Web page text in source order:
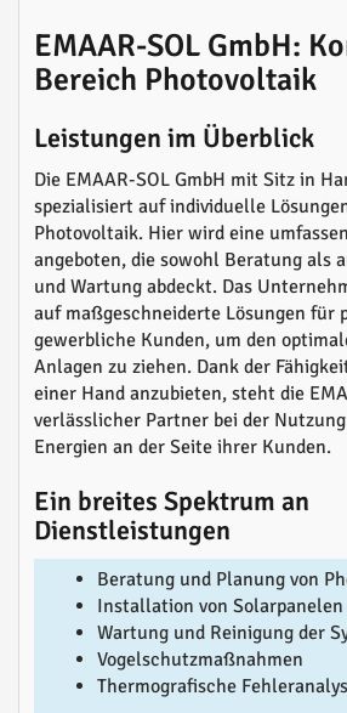
EMAAR-SOL GmbH:
Bereich Photovoltaik
Leistungen im Überblick
Die EMAAR-SOL GmbH mit Sitz in
spezialisiert auf individuelle
Photovoltaik. Hier wird eine
angeboten, die sowohl Beratung als
und Wartung abdeckt. Das
auf maßgeschneiderte Lösungen für
gewerbliche Kunden, um den
Anlagen zu ziehen. Dank der
einer Hand anzubieten, steht die
verlässlicher Partner bei der
Energien an der Seite ihrer Kunden.
Ein breites Spektrum an
Dienstleistungen
Beratung und Planung von
Installation von Solarpanelen
Wartung und Reinigung der
Vogelschutzmaßnahmen
Thermografische